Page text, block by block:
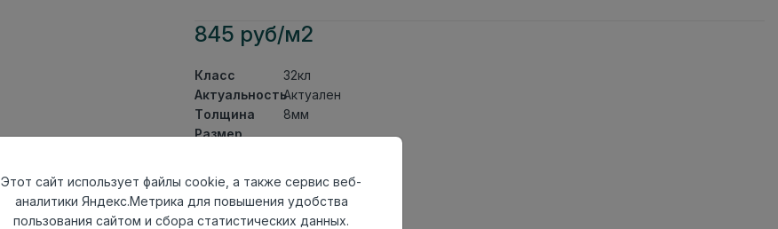
845 руб/м2
Класс
32кл
АктуальностьАктуален
Толщина
8мм
Размер
Фаска
Без фаски
Замок
Twin Click
Этот сайт использует файлы cookie, а также сервис веб-
аналитики Яндекс.Метрика для повышения удобства
пользования сайтом и сбора статистических данных.